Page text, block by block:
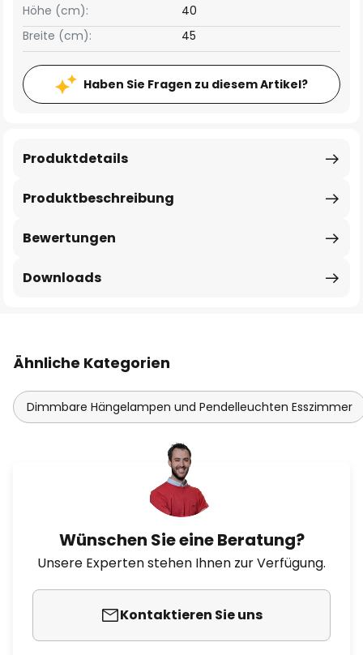
Breite (cm): 45
Höhe (cm): 40
Haben Sie Fragen zu diesem Artikel?
Produktbeschreibung
Produktdetails
Bewertungen
Downloads
Ähnliche Kategorien
Dimmbare Hängelampen und Pendelleuchten Esszimmer
Wünschen Sie eine Beratung?
Unsere Experten stehen Ihnen zur Verfügung.
Kontaktieren Sie uns